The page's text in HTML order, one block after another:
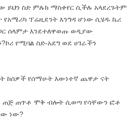
ይህን ስድ ምሉክ ማስቀየር ሲችሉ አላደረጉትም
የአሜሪካ ፕሬዚደንት እንግዳ ሆነው ሲሄዱ ኬሪ
ሰላምታ እንደተለዋወጡ ወዲያው
የሚባል ስድ-አደግ ወደ ሀገራችን
ከሰዎች የሰማሁት እውነተኛ ጨዋታ ናት
ጠጅ ጠጥቶ ሞቅ ብሎት ሲወጣ የሳቸውን ፎቶ
ነው?